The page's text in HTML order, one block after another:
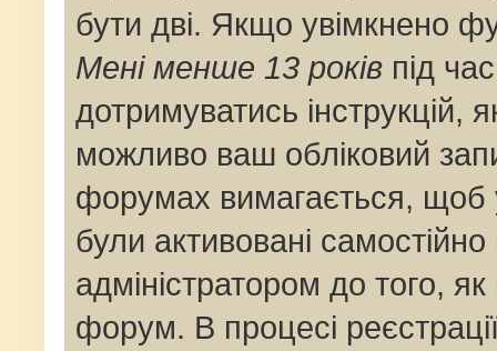
бути дві. Якщо увімкнено
Мені менше 13 років під
дотримуватись інструкцій,
можливо ваш обліковий
форумах вимагається, щоб
були активовані
адміністратором до того,
форум. В процесі